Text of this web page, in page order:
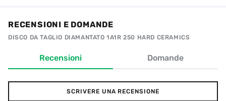
RECENSIONI E DOMANDE
DISCO DA TAGLIO DIAMANTATO 1A1R 250 HARD CERAMICS
Recensioni Domande
SCRIVERE UNA RECENSIONE